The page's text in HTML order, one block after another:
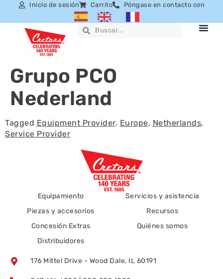
Inicio de sesión Carrito Póngase en contacto con
Grupo PCO
Nederland
Tagged Equipment Provider, Europe, Netherlands,
Service Provider
Equipamiento
Piezas y accesorios
Concesión Extras
Distribuidores
Servicios y asistencia
Recursos
Quiénes somos
176 Mittel Drive - Wood Dale, IL 60191